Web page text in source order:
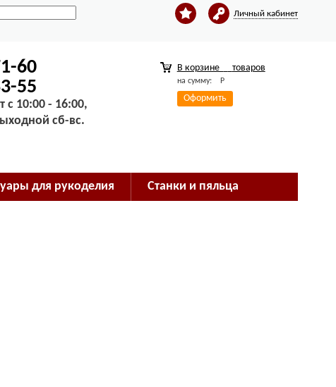
Личный кабинет
60
55
с 10:00 - 16:00,
сб-вс.
В корзине товаров
на сумму: Р
Оформить
для рукоделия Станки и пяльца